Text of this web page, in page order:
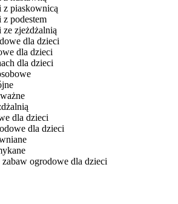
piaskownicą
podestem
zjeżdżalnią
dla dzieci
dla dzieci
dla dzieci
dla dzieci
dla dzieci
ogrodowe dla dzieci